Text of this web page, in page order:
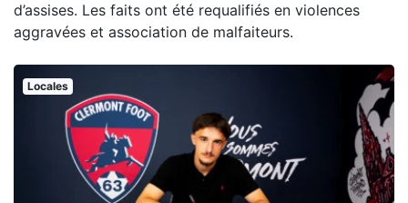
d’assises. Les faits ont été requalifiés en violences
aggravées et association de malfaiteurs.
Locales